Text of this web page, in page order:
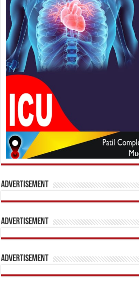
Advertisement
Advertisement
Advertisement